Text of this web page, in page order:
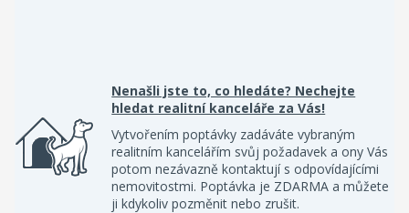
Nenašli jste to, co hledáte? Nechejte
hledat realitní kanceláře za Vás!
Vytvořením poptávky zadáváte vybraným
realitním kancelářím svůj požadavek a ony Vás
potom nezávazně kontaktují s odpovídajícími
nemovitostmi. Poptávka je ZDARMA a můžete
ji kdykoliv pozměnit nebo zrušit.